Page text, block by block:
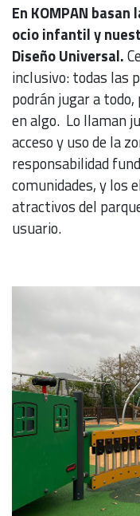
En KOMPAN
ocio infantil y
Diseño Universal.
inclusivo: todas las
podrán jugar a
en algo. Lo llaman
acceso y uso de la
responsabilidad
comunidades, y los
atractivos del
usuario.